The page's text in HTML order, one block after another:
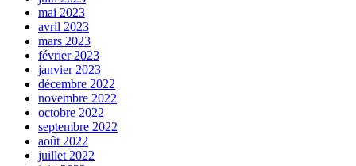
mai 2023
avril 2023
mars 2023
février 2023
janvier 2023
décembre 2022
novembre 2022
octobre 2022
septembre 2022
août 2022
juillet 2022